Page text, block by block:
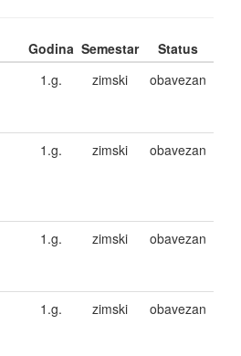
Godina Semestar
Status
1.g. zimski obavezan
1.g. zimski obavezan
1.g. zimski obavezan
1.g. zimski obavezan